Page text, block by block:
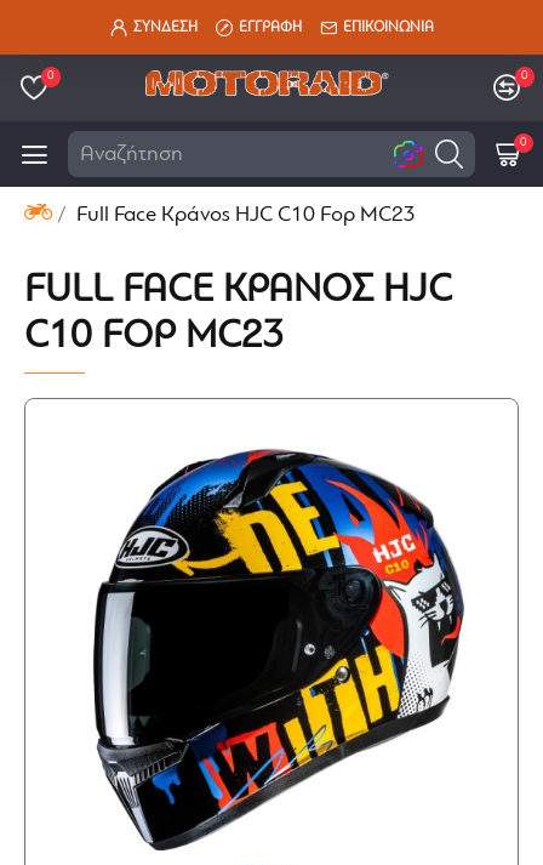
ΣΥΝΔΕΣΗ ΕΓΓΡΑΦΗ ΕΠΙΚΟΙΝΩΝΙΑ
0 0
Αναζήτηση εδώ
0
Full Face Κράνος HJC C10 Fop MC23
FULL FACE ΚΡΆΝΟΣ HJC
C10 FOP MC23